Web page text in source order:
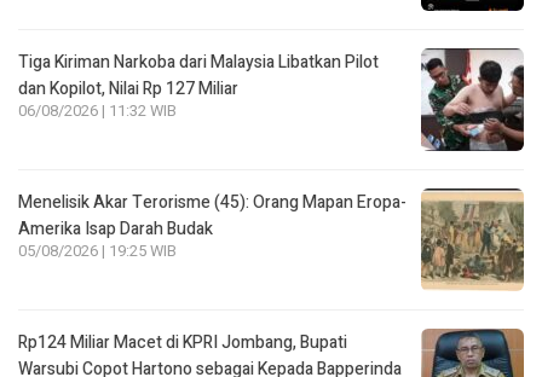
Tiga Kiriman Narkoba dari Malaysia Libatkan Pilot
dan Kopilot, Nilai Rp 127 Miliar
06/08/2026 | 11:32 WIB
Menelisik Akar Terorisme (45): Orang Mapan Eropa-
Amerika Isap Darah Budak
05/08/2026 | 19:25 WIB
Rp124 Miliar Macet di KPRI Jombang, Bupati
Warsubi Copot Hartono sebagai Kepada Bapperinda